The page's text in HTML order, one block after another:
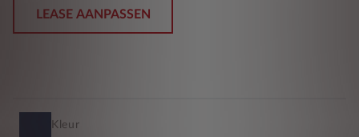
LEASE AANPASSEN
Kleur